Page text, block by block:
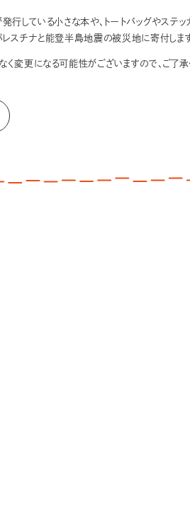
している小さな本や、トートバッグやステッ
スチナと能登半島地震の被災地に寄付しま
変更になる可能性がございますので、ご了承